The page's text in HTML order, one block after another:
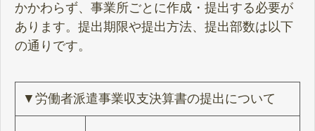
かかわらず、事業所ごとに作成・提出する必要が
あります。提出期限や提出方法、提出部数は以下
の通りです。
▼労働者派遣事業収支決算書の提出について